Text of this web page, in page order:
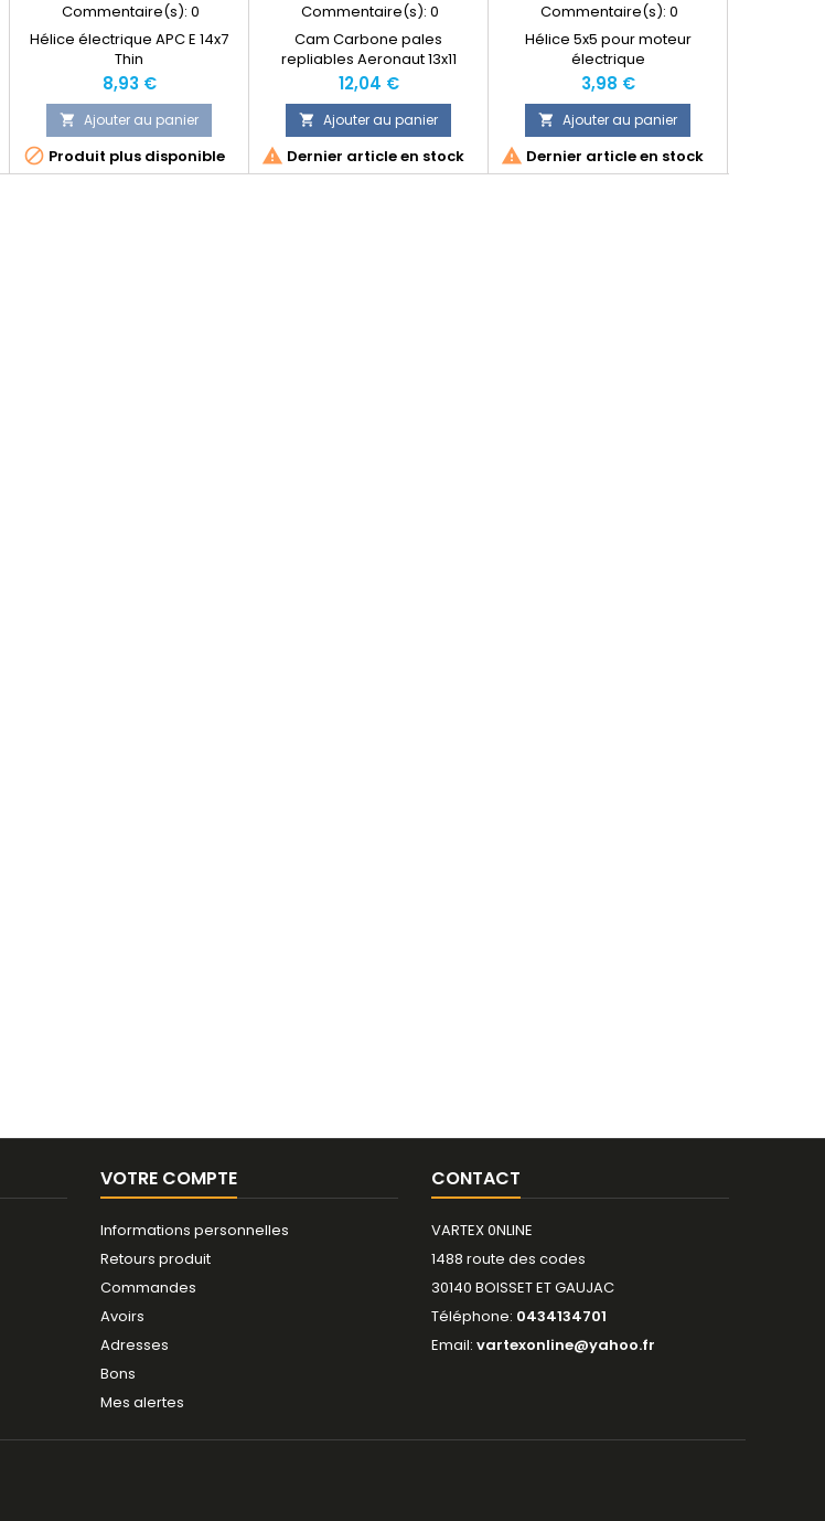
Commentaire(s): 0
Hélice électrique APC E 14x7
Thin
Prix
8,93 €
 Ajouter au panier
 Produit plus disponible
Commentaire(s): 0
Cam Carbone pales
repliables Aeronaut 13x11
Prix
12,04 €
 Ajouter au panier
 Dernier article en stock
Commentaire(s): 0
Hélice 5x5 pour moteur
électrique
Prix
3,98 €
 Ajouter au panier
 Dernier article en stock
VOTRE COMPTE
Informations personnelles
Retours produit
Commandes
Avoirs
Adresses
Bons
Mes alertes
CONTACT
VARTEX 0NLINE
1488 route des codes
30140 BOISSET ET GAUJAC
Téléphone: 0434134701
Email: vartexonline@yahoo.fr